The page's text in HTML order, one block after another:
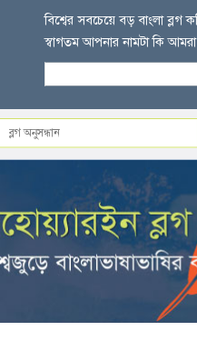
বিশ্বের সবচেয়ে বড় বাংলা ব্লগ
স্বাগতম আপনার নামটা কি